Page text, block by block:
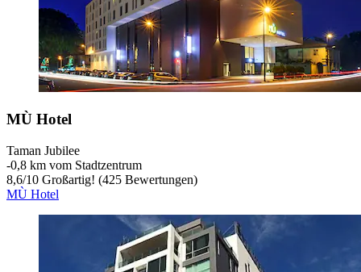
MÙ Hotel
Taman Jubilee
‐0,8 km vom Stadtzentrum
8,6/10 Großartig! (425 Bewertungen)
MÙ Hotel